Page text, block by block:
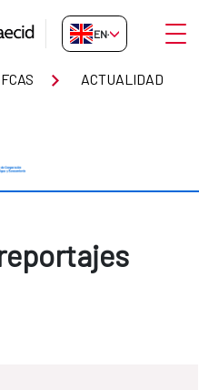
EN-GB
FCAS ACTUALIDAD